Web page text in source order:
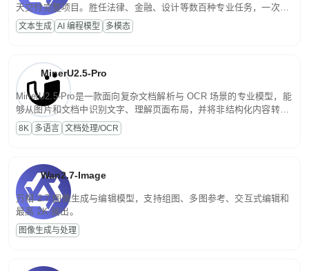
天交付完整项目。胜任法律、金融、设计等数百种专业任务，一次对
话端到端交付生产级成果。原生视觉理解贯穿规划、执行与验证全流
程，支持超长文档与长视频的深度语义解析。长程任务中自主规划与
文本生成 AI 编程模型 多模态
MinerU2.5-Pro
MinerU2.5-Pro是一款面向复杂文档解析与 OCR 场景的专业模型，能
够从图片和文档中识别文字、理解页面布局，并将非结构化内容转换
为便于存储、检索和二次处理的结构化结果。
8K 多语言 文档处理/OCR
Wan2.7-Image
万相 2.7 图像生成与编辑模型，支持组图、多图参考、交互式编辑和
最高 2K 输出。
图像生成与处理